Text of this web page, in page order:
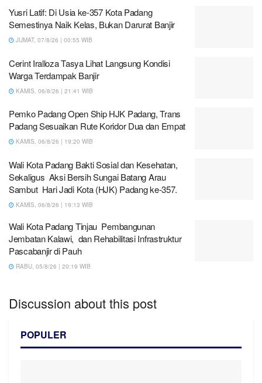
Yusri Latif: Di Usia ke-357 Kota Padang
Semestinya Naik Kelas, Bukan Darurat Banjir
JUMAT, 07/8/26 | 00:55 WIB
Cerint Iralloza Tasya Lihat Langsung Kondisi
Warga Terdampak Banjir
KAMIS, 06/8/26 | 21:41 WIB
Pemko Padang Open Ship HJK Padang, Trans
Padang Sesuaikan Rute Koridor Dua dan Empat
KAMIS, 06/8/26 | 19:20 WIB
Wali Kota Padang Bakti Sosial dan Kesehatan,
Sekaligus Aksi Bersih Sungai Batang Arau
Sambut Hari Jadi Kota (HJK) Padang ke-357.
KAMIS, 06/8/26 | 19:13 WIB
Wali Kota Padang Tinjau Pembangunan
Jembatan Kalawi, dan Rehabilitasi Infrastruktur
Pascabanjir di Pauh
RABU, 05/8/26 | 20:19 WIB
Discussion about this post
POPULER